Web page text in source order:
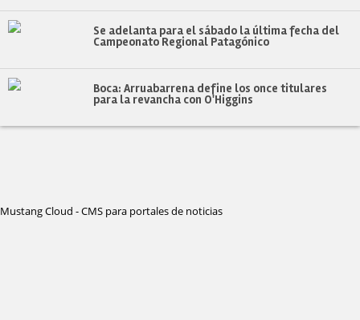
Se adelanta para el sábado la última fecha del
Campeonato Regional Patagónico
Boca: Arruabarrena define los once titulares
para la revancha con O'Higgins
Mustang Cloud - CMS para portales de noticias